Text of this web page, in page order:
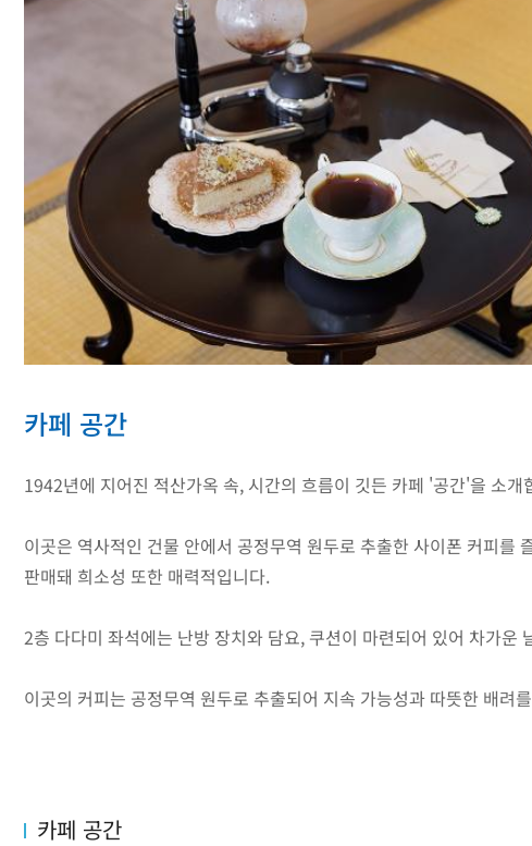
카페 공간
1942년에 지어진 적산가옥 속, 시간의 흐름이 깃든 카페 '공간'을 소개
이곳은 역사적인 건물 안에서 공정무역 원두로 추출한 사이폰 커피
판매돼 희소성 또한 매력적입니다.
2층 다다미 좌석에는 난방 장치와 담요, 쿠션이 마련되어 있어 차가운
이곳의 커피는 공정무역 원두로 추출되어 지속 가능성과 따뜻한 배
카페 공간